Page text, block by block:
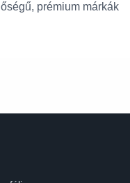
prémium márkák